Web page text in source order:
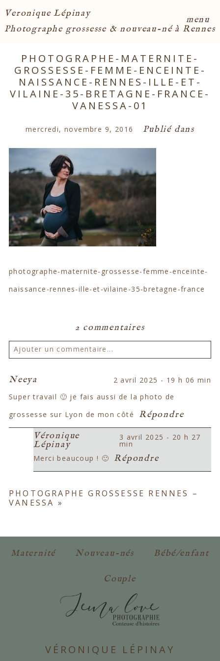
menu
Veronique Lépinay
Photographe grossesse & nouveau-né à Rennes
PHOTOGRAPHE-MATERNITE-
GROSSESSE-FEMME-ENCEINTE-
NAISSANCE-RENNES-ILLE-ET-
VILAINE-35-BRETAGNE-FRANCE-
VANESSA-01
mercredi, novembre 9, 2016 Publié dans
photographe-maternite-grossesse-femme-enceinte-
naissance-rennes-ille-et-vilaine-35-bretagne-france
2 commentaires
Ajouter un commentaire...
Votre email ne sera
jamais publié ou partagé.
Les champs marqués d'un astérisque sont
POSTER VOTRE COMMENTAIRE
Neeya
2 avril 2025 - 19 h 06 min
Super travail 🙂 je fais aussi de la photo de
grossesse sur Lyon de mon côté
Répondre
Véronique
Lépinay
3 avril 2025 - 20 h 27
min
Merci beaucoup ! 🙂
Répondre
PHOTOGRAPHE GROSSESSE RENNES –
VANESSA »
Maternité Nouveau-nés Bébé/enfant
Couple
VÉRONIQUE LÉPINAY